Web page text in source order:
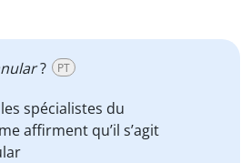
? PT
spécialistes du
affirment qu’il s’agit